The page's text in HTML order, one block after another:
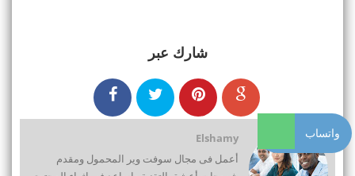
شارك عبر
Elshamy
أعمل فى مجال سوفت وير المحمول ومقدم
واتساب